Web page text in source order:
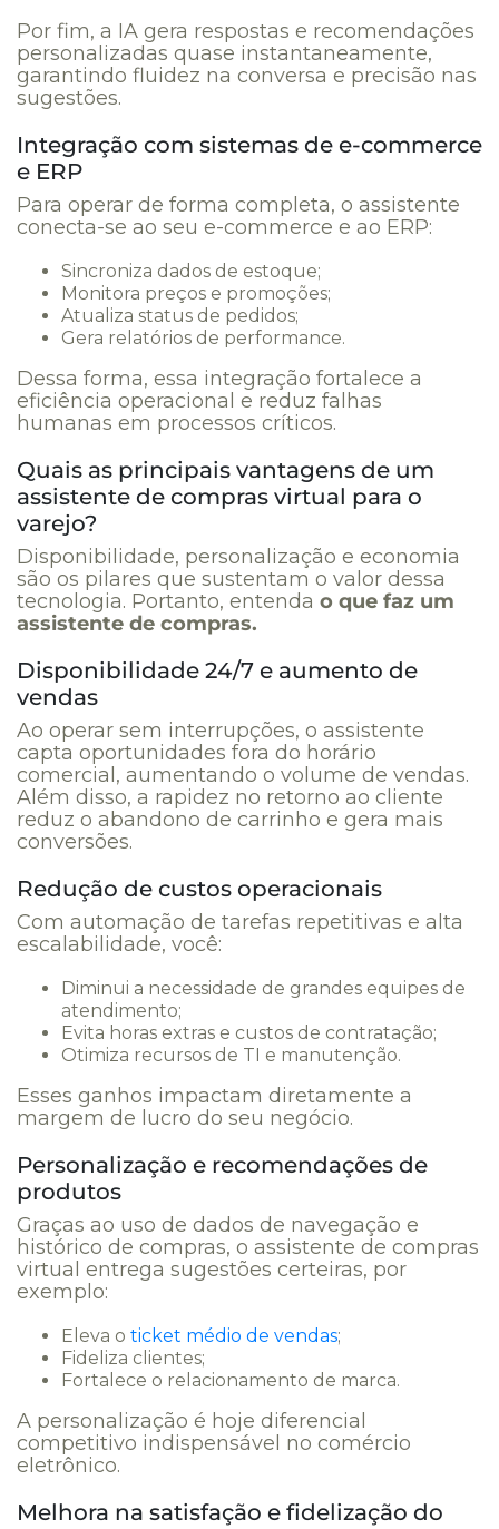
Por fim, a IA gera respostas e recomendações
personalizadas quase instantaneamente,
garantindo fluidez na conversa e precisão nas
sugestões.
Integração com sistemas de e-commerce
e ERP
Para operar de forma completa, o assistente
conecta-se ao seu e-commerce e ao ERP:
Sincroniza dados de estoque;
Monitora preços e promoções;
Atualiza status de pedidos;
Gera relatórios de performance.
Dessa forma, essa integração fortalece a
eficiência operacional e reduz falhas
humanas em processos críticos.
Quais as principais vantagens de um
assistente de compras virtual para o
varejo?
Disponibilidade, personalização e economia
são os pilares que sustentam o valor dessa
tecnologia. Portanto, entenda o que faz um
assistente de compras.
Disponibilidade 24/7 e aumento de
vendas
Ao operar sem interrupções, o assistente
capta oportunidades fora do horário
comercial, aumentando o volume de vendas.
Além disso, a rapidez no retorno ao cliente
reduz o abandono de carrinho e gera mais
conversões.
Redução de custos operacionais
Com automação de tarefas repetitivas e alta
escalabilidade, você:
Diminui a necessidade de grandes equipes de
atendimento;
Evita horas extras e custos de contratação;
Otimiza recursos de TI e manutenção.
Esses ganhos impactam diretamente a
margem de lucro do seu negócio.
Personalização e recomendações de
produtos
Graças ao uso de dados de navegação e
histórico de compras, o assistente de compras
virtual entrega sugestões certeiras, por
exemplo:
Eleva o ticket médio de vendas;
Fideliza clientes;
Fortalece o relacionamento de marca.
A personalização é hoje diferencial
competitivo indispensável no comércio
eletrônico.
Melhora na satisfação e fidelização do